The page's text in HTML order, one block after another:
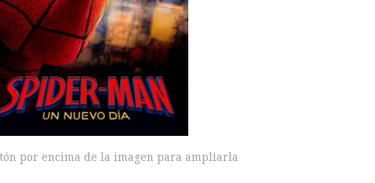
por encima de la imagen para ampliarla